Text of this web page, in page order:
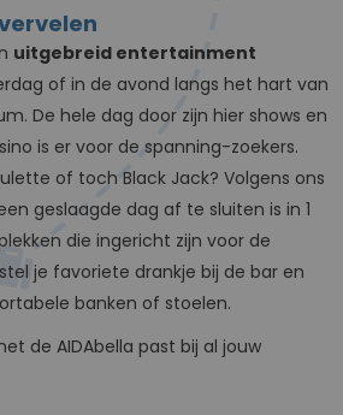
uitgebreid entertainment
of in de avond langs het hart van
De hele dag door zijn hier shows en
is er voor de spanning-zoekers.
of toch Black Jack? Volgens ons
geslaagde dag af te sluiten is in 1
die ingericht zijn voor de
je favoriete drankje bij de bar en
banken of stoelen.
de AIDAbella past bij al jouw